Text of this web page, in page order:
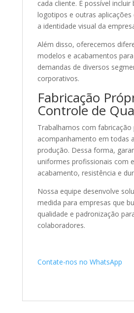
cada cliente. É possível incluir
logotipos e outras
a identidade visual da
Além disso, oferecemos
modelos e acabamentos
demandas de diversos
corporativos.
Fabricação
Controle de
Trabalhamos com fabricação
acompanhamento em todas
produção. Dessa forma,
uniformes profissionais com
acabamento, resistência e
Nossa equipe desenvolve
medida para empresas que
qualidade e padronização
colaboradores.
Contate-nos no WhatsApp